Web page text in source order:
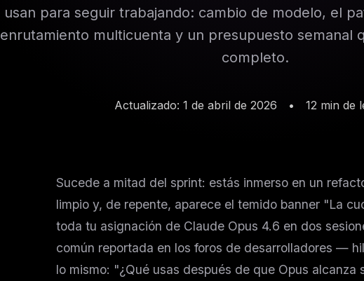
usan para seguir trabajando: cambio de modelo, el
enrutamiento multicuenta y un presupuesto semanal
completo.
Actualizado: 1 de abril de 2026 • 12 min de
Sucede a mitad del sprint: estás inmerso en un
limpio y, de repente, aparece el temido banner "La
toda tu asignación de Claude Opus 4.6 en dos
común reportada en los foros de desarrolladores —
lo mismo: "¿Qué usas después de que Opus